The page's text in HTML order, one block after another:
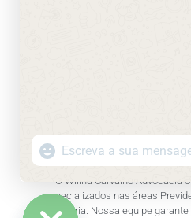
O Willna Carvalho Advocacia
especializados nas áreas
Imobiliária. Nossa equipe
WhatsApp Message